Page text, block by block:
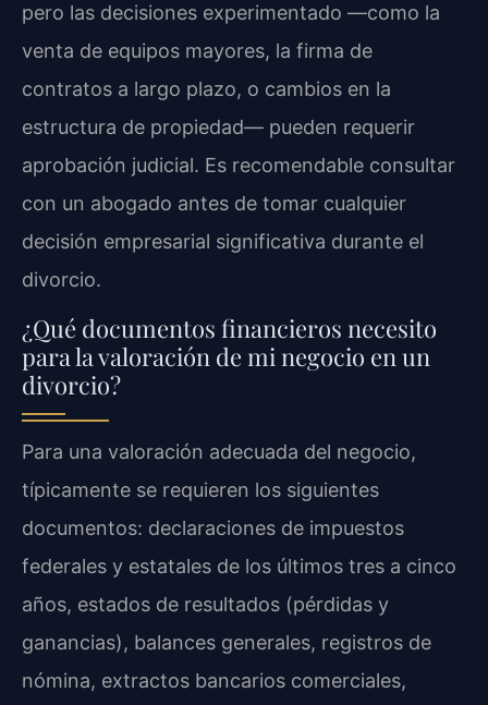
pero las decisiones experimentado —como la
venta de equipos mayores, la firma de
contratos a largo plazo, o cambios en la
estructura de propiedad— pueden requerir
aprobación judicial. Es recomendable consultar
con un abogado antes de tomar cualquier
decisión empresarial significativa durante el
divorcio.
¿Qué documentos financieros necesito
para la valoración de mi negocio en un
divorcio?
Para una valoración adecuada del negocio,
típicamente se requieren los siguientes
documentos: declaraciones de impuestos
federales y estatales de los últimos tres a cinco
años, estados de resultados (pérdidas y
ganancias), balances generales, registros de
nómina, extractos bancarios comerciales,